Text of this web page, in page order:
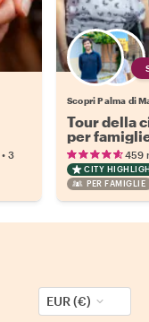
• 3
Scopri Palma di
Tour della
per
459
CITY
PER FAMIGLIE
EUR (€)